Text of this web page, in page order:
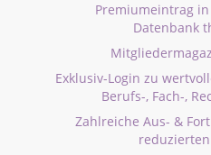
Premiumeintrag
Datenbank
Exklusiv-Login zu
Berufs-, Fach-,
Zahlreiche Aus- &